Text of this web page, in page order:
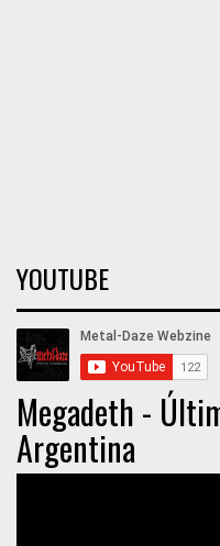
YOUTUBE
Megadeth -
Argentina